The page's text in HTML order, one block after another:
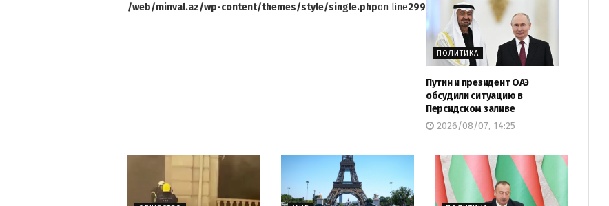
/web/minval.az/wp-content/themes/style/single.phpon line299
ПОЛИТИКА
Путин и президент ОАЭ
обсудили ситуацию в
Персидском заливе
2026/08/07, 14:25